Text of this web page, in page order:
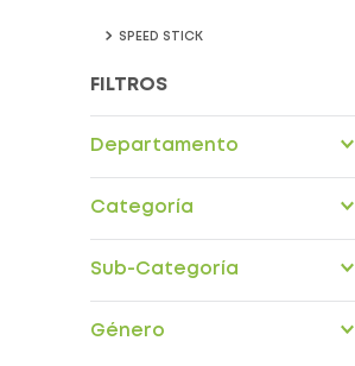
SPEED STICK
FILTROS
Departamento
Cuidado personal
Categoría
Bebidas
Sub-Categoría
Género